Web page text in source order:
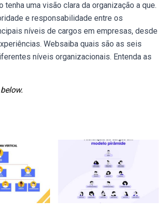
uma visão clara da organização a que.
e responsabilidade entre os
níveis de cargos em empresas, desde
Websaiba quais são as seis
níveis organizacionais. Entenda as